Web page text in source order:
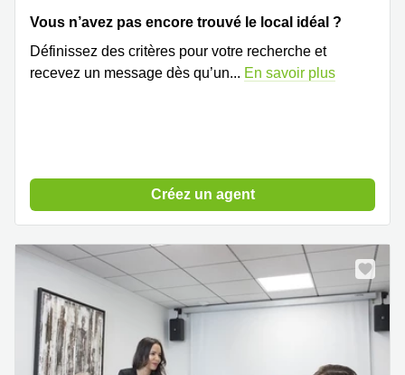
Vous n’avez pas encore trouvé le local idéal ?
Définissez des critères pour votre recherche et
recevez un message dès qu’un... En savoir plus
Créez un agent